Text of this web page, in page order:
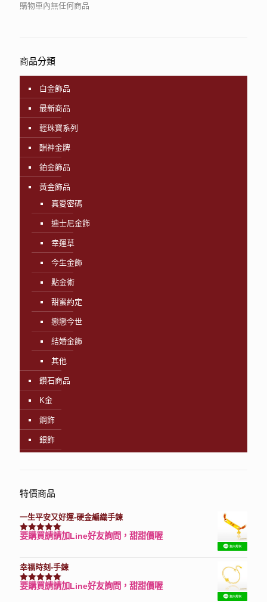
購物車內無任何商品
商品分類
白金飾品
最新商品
輕珠寶系列
酬神金牌
鉑金飾品
黃金飾品
真愛密碼
迪士尼金飾
幸運草
今生金飾
點金術
甜蜜約定
戀戀今世
結婚金飾
其他
鑽石商品
K金
鋼飾
銀飾
特價商品
一生平安又好運-硬金編織手鍊
評分7740滿分 5
要購買請請加Line好友詢問，甜甜價喔
幸福時刻-手鍊
評分3150滿分 5
要購買請請加Line好友詢問，甜甜價喔